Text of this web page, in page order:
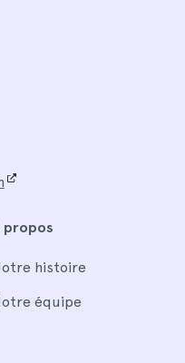
propos
histoire
équipe